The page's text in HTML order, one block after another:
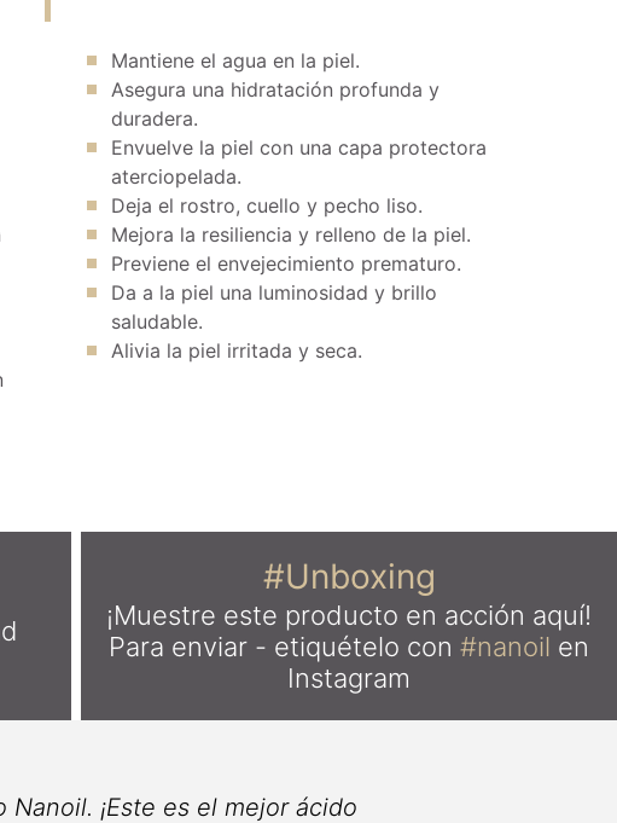
Mantiene el agua en la piel.
Asegura una hidratación profunda y
duradera.
Envuelve la piel con una capa protectora
aterciopelada.
Deja el rostro, cuello y pecho liso.
Mejora la resiliencia y relleno de la piel.
Previene el envejecimiento prematuro.
Da a la piel una luminosidad y brillo
saludable.
Alivia la piel irritada y seca.
#Unboxing
¡Muestre este producto en acción aquí!
Para enviar - etiquételo con #nanoil en
Instagram
sensación molesta de piel estirada se